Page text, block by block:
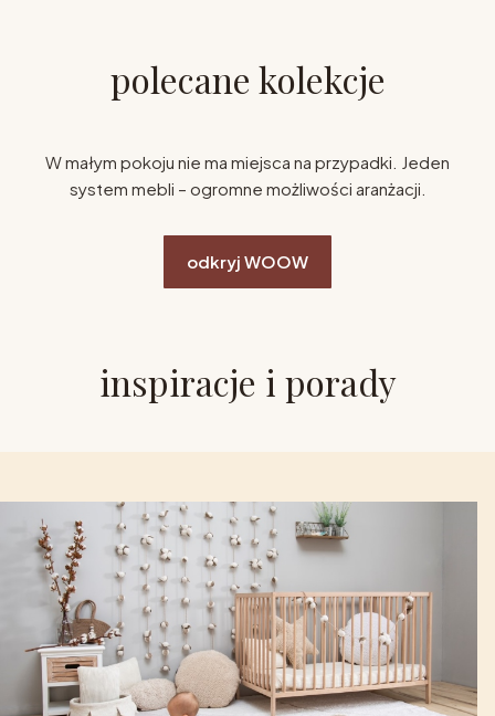
polecane kolekcje
W małym pokoju nie ma miejsca na przypadki. Jeden
system mebli – ogromne możliwości aranżacji.
odkryj WOOW
inspiracje i porady